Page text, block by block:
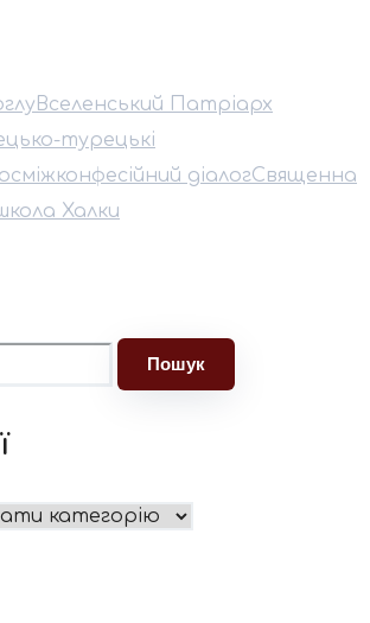
Вселенський Патріарх
турецькі
міжконфесійний діалогСвященна
Халки